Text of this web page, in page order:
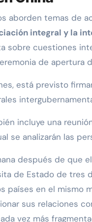
aborden temas de
integral y la
sobre cuestiones
de apertura
está previsto
incluye una
se analizarán las
después de que
de Estado de tres
países en el mismo
sus relaciones
vez más